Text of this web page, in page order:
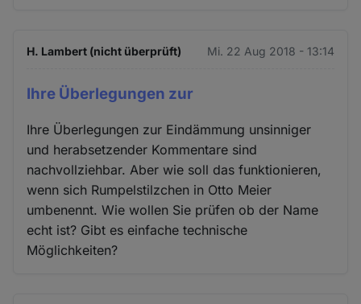
H. Lambert (nicht überprüft) Mi. 22 Aug 2018 - 13:14
Ihre Überlegungen zur
Ihre Überlegungen zur Eindämmung unsinniger
und herabsetzender Kommentare sind
nachvollziehbar. Aber wie soll das funktionieren,
wenn sich Rumpelstilzchen in Otto Meier
umbenennt. Wie wollen Sie prüfen ob der Name
echt ist? Gibt es einfache technische
Möglichkeiten?